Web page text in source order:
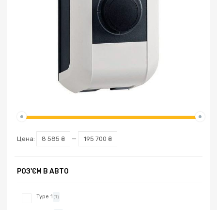
Цена: 8 585 ₴ — 195 700 ₴
РОЗ'ЄМ В АВТО
Type 1 (1)